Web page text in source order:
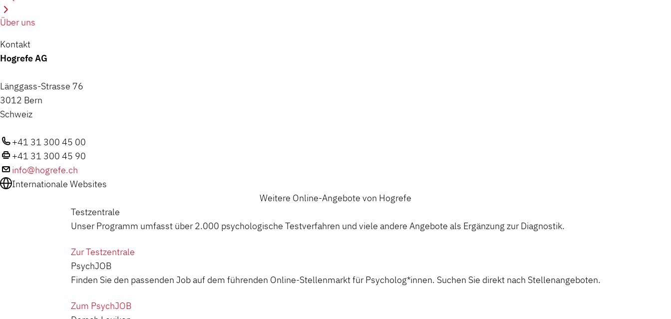
Über uns
Kontakt
Hogrefe AG
Länggass-Strasse 76
3012 Bern
Schweiz
+41 31 300 45 00
+41 31 300 45 90
info@hogrefe.ch
Internationale Websites
Weitere Online-Angebote von Hogrefe
Testzentrale
Unser Programm umfasst über 2.000 psychologische Testverfahren und viele andere Angebote als Ergänzung zur Diagnostik.
Zur Testzentrale
PsychJOB
Finden Sie den passenden Job auf dem führenden Online-Stellenmarkt für Psycholog*innen. Suchen Sie direkt nach Stellenangeboten.
Zum PsychJOB